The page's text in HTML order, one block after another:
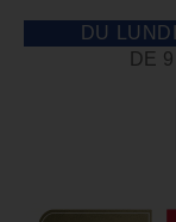
DU
DE